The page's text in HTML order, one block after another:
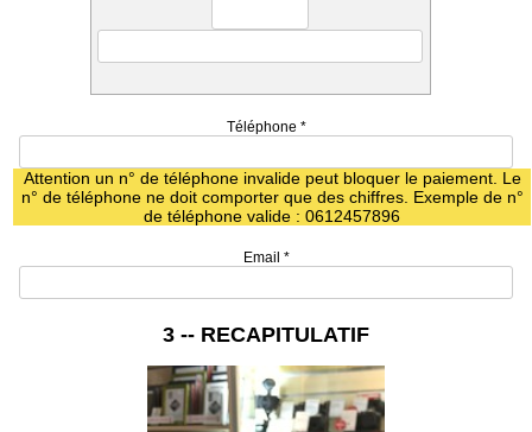
Téléphone *
Attention un n° de téléphone invalide peut bloquer le paiement. Le
n° de téléphone ne doit comporter que des chiffres. Exemple de n°
de téléphone valide : 0612457896
Email *
3 -- RECAPITULATIF